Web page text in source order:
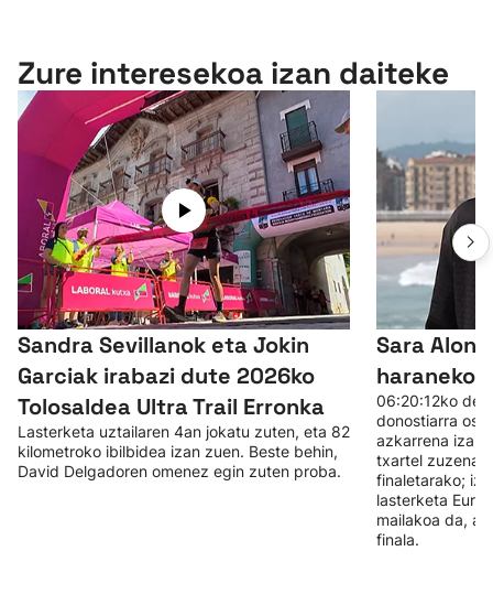
Zure interesekoa izan daiteke
Sandra Sevillanok eta Jokin
Garciak irabazi dute 2026ko
Tolosaldea Ultra Trail Erronka
Lasterketa uztailaren 4an jokatu zuten, eta 82
kilometroko ibilbidea izan zuen. Beste behin,
David Delgadoren omenez egin zuten proba.
Sara
haraneko
06:20:12ko
donostiarra
azkarrena izan
txartel zuzena
finaletarako;
lasterketa
mailakoa da,
finala.